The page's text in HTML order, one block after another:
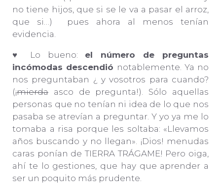
no tiene hijos, que si se le va a pasar el arroz,
que si…) pues ahora al menos tenían
evidencia.
♥ Lo bueno: el número de preguntas
incómodas descendió notablemente. Ya no
nos preguntaban ¿ y vosotros para cuando?
(¡mierda asco de pregunta!). Sólo aquellas
personas que no tenían ni idea de lo que nos
pasaba se atrevían a preguntar. Y yo ya me lo
tomaba a risa porque les soltaba: «Llevamos
años buscando y no llegan». ¡Dios! menudas
caras ponían de TIERRA TRÁGAME! Pero oiga,
ahí te lo gestiones, que hay que aprender a
ser un poquito más prudente.